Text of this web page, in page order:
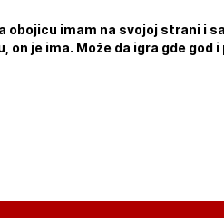
obojicu imam na svojoj strani i
on je ima. Može da igra gde god